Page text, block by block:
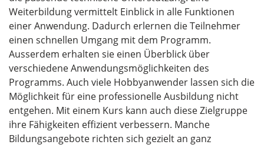
Weiterbildung vermittelt Einblick in alle Funktionen
einer Anwendung. Dadurch erlernen die Teilnehmer
einen schnellen Umgang mit dem Programm.
Ausserdem erhalten sie einen Überblick über
verschiedene Anwendungsmöglichkeiten des
Programms. Auch viele Hobbyanwender lassen sich die
Möglichkeit für eine professionelle Ausbildung nicht
entgehen. Mit einem Kurs kann auch diese Zielgruppe
ihre Fähigkeiten effizient verbessern. Manche
Bildungsangebote richten sich gezielt an ganz